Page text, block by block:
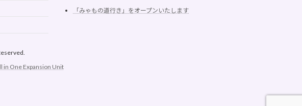
「みゃもの道行き」をオープンいたします
in One Expansion Unit